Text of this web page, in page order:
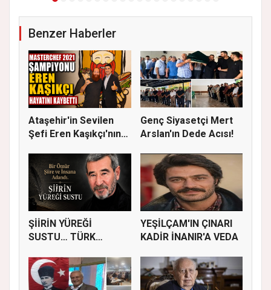
Benzer Haberler
Ataşehir'in Sevilen
Şefi Eren Kaşıkçı'nın
Genç Siyasetçi Mert
Arslan'ın Dede Acısı!
ŞİİRİN YÜREĞİ
SUSTU… TÜRK
TEL...
YEŞİLÇAM'IN ÇINARI
KADİR İNANIR'A VEDA